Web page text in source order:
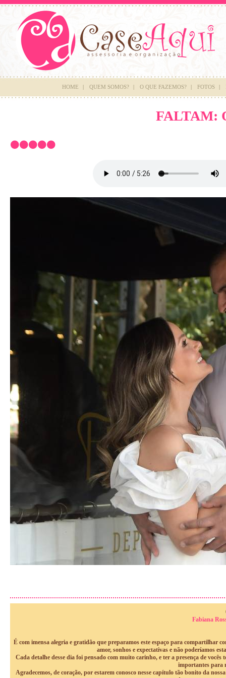
HOME | QUEM SOMOS? | O QUE FAZEMOS? | FOTOS |
FALTAM:
Fabiana
É com imensa alegria e gratidão que preparamos este espaço para compartilhar
amor, sonhos e expectativas e não poderíamos
Cada detalhe desse dia foi pensado com muito carinho, e ter a presença de
importantes para
Agradecemos, de coração, por estarem conosco nesse capítulo tão bonito da